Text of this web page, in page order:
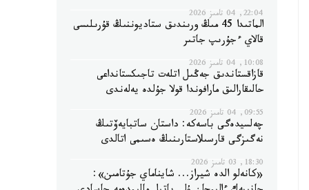
22:04, 04 تامىز 2026
الماتىدا 45 مىڭ ورىندىق ستاديوننىڭ قۇرىلىسى
قالاي ءجۇرىپ جاتىر
10:08, 04 تامىز 2026
قازاقستاندىق جەڭىل اتلەت تاجىكستانداعى
حالىقارالىق مارافوندا قولا جۇلدە يەلەندى
09:55, 04 تامىز 2026
چەلسيدەگى باسەكە: داستان ساتبايەۆتىڭ
نەگىزگى قارسىلاستارىنىڭ ەسىمى اتالدى
18:30, 03 تامىز 2026
«كانەلو الدە شيراز... شايناماي جۇتامىن»: